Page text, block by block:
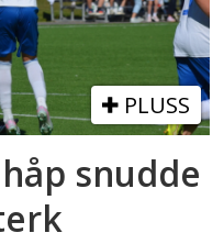
PLUSS
snudde